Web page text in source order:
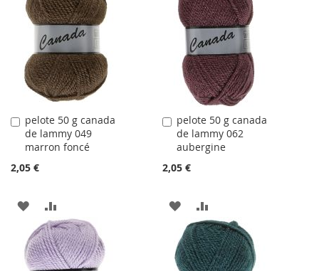
LA
LISTE
D'ACHATS
COMPARATEUR
LA
LISTE
D'ACHATS
COMPARATEUR
pelote 50 g canada
de lammy 049
marron foncé
2,05 €
Ajouter
au
panier
AJOUTER
À
LA
AU
COMPARATEUR
pelote 50 g canada
de lammy 062
aubergine
2,05 €
Ajouter
au
panier
AJOUTER
À
LA
AU
COMPARATEUR